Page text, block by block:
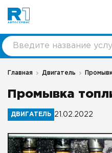
Главная Двигатель
Промывка
ДВИГАТЕЛЬ 21.02.2022